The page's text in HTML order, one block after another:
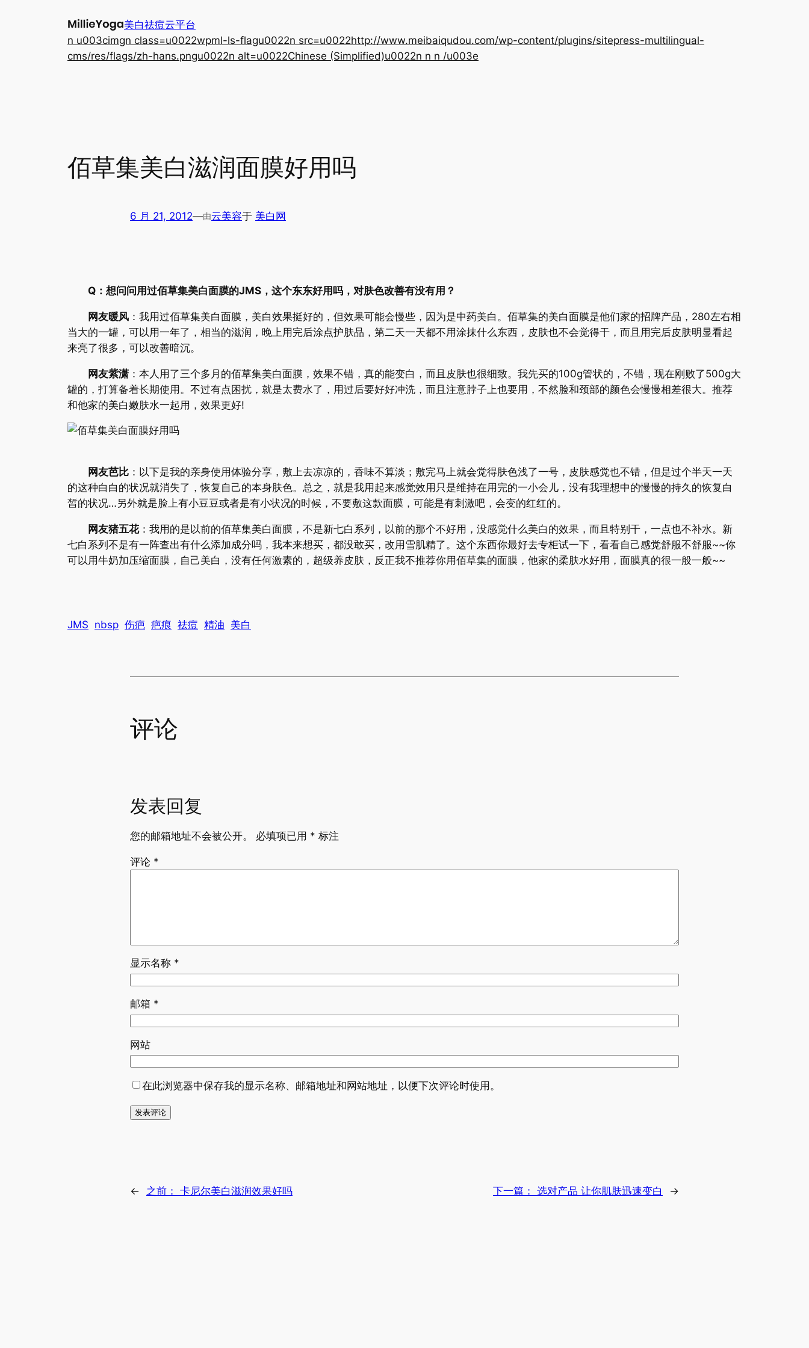
美白祛痘云平台
n u003cimgn class=u0022wpml-ls-flagu0022n src=u0022http://www.meibaiqudou.com/wp-content/plugins/sitepress-multilingual-
cms/res/flags/zh-hans.pngu0022n alt=u0022Chinese (Simplified)u0022n n n /u003e
佰草集美白滋润面膜好用吗
6 月 21, 2012—由云美容于 美白网
Q：想问问用过佰草集美白面膜的JMS，这个东东好用吗，对肤色改善有没有用？
网友暖风 ：我用过佰草集美白面膜，美白效果挺好的，但效果可能会慢些，因为是中药美白。佰草集的美白面膜是他们家的招牌产品，280左右相
当大的一罐，可以用一年了，相当的滋润，晚上用完后涂点护肤品，第二天一天都不用涂抹什么东西，皮肤也不会觉得干，而且用完后皮肤明显看起
来亮了很多，可以改善暗沉。
网友紫潇 ：本人用了三个多月的佰草集美白面膜，效果不错，真的能变白，而且皮肤也很细致。我先买的100g管状的，不错，现在刚败了500g大
罐的，打算备着长期使用。不过有点困扰，就是太费水了，用过后要好好冲洗，而且注意脖子上也要用，不然脸和颈部的颜色会慢慢相差很大。推荐
和他家的美白嫩肤水一起用，效果更好!
网友芭比 ：以下是我的亲身使用体验分享，敷上去凉凉的，香味不算淡；敷完马上就会觉得肤色浅了一号，皮肤感觉也不错，但是过个半天一天
的这种白白的状况就消失了，恢复自己的本身肤色。总之，就是我用起来感觉效用只是维持在用完的一小会儿，没有我理想中的慢慢的持久的恢复白
皙的状况…另外就是脸上有小豆豆或者是有小状况的时候，不要敷这款面膜，可能是有刺激吧，会变的红红的。
网友猪五花：我用的是以前的佰草集美白面膜，不是新七白系列，以前的那个不好用，没感觉什么美白的效果，而且特别干，一点也不补水。新
七白系列不是有一阵查出有什么添加成分吗，我本来想买，都没敢买，改用雪肌精了。这个东西你最好去专柜试一下，看看自己感觉舒服不舒服~~你
可以用牛奶加压缩面膜，自己美白，没有任何激素的，超级养皮肤，反正我不推荐你用佰草集的面膜，他家的柔肤水好用，面膜真的很一般一般~~
JMS nbsp 伤疤 疤痕 祛痘 精油 美白
评论
发表回复
您的邮箱地址不会被公开。 必填项已用 * 标注
评论 *
显示名称 *
邮箱 *
网站
在此浏览器中保存我的显示名称、邮箱地址和网站地址，以便下次评论时使用。
← 之前： 卡尼尔美白滋润效果好吗 下一篇： 选对产品 让你肌肤迅速变白 →